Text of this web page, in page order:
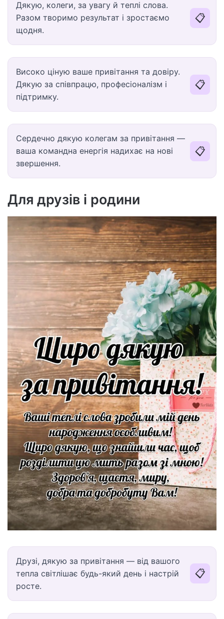
Дякую, колеги, за увагу й теплі слова.
Разом творимо результат і зростаємо
щодня.
📋
Високо ціную ваше привітання та довіру.
Дякую за співпрацю, професіоналізм і
підтримку.
📋
Сердечно дякую колегам за привітання —
ваша командна енергія надихає на нові
звершення.
📋
Для друзів і родини
Друзі, дякую за привітання — від вашого
тепла світлішає будь-який день і настрій
росте.
📋